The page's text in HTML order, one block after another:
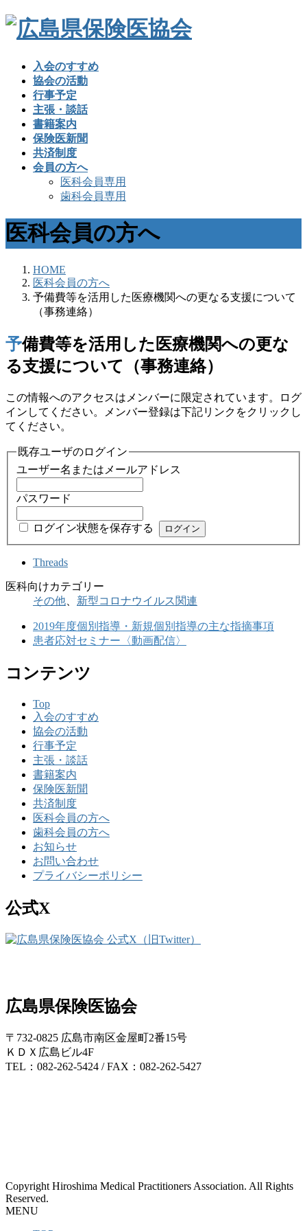
入会のすすめ
協会の活動
行事予定
主張・談話
書籍案内
保険医新聞
共済制度
会員の方へ
医科会員専用
歯科会員専用
医科会員の方へ
HOME
医科会員の方へ
予備費等を活用した医療機関への更なる支援について
（事務連絡）
予備費等を活用した医療機関への更な
る支援について（事務連絡）
この情報へのアクセスはメンバーに限定されています。ログ
インしてください。メンバー登録は下記リンクをクリックし
てください。
既存ユーザのログイン
ユーザー名またはメールアドレス
パスワード
ログイン状態を保存する
Threads
医科向けカテゴリー
その他
新型コロナウイルス関連
2019年度個別指導・新規個別指導の主な指摘事項
患者応対セミナー〈動画配信〉
コンテンツ
Top
入会のすすめ
協会の活動
行事予定
主張・談話
書籍案内
保険医新聞
共済制度
医科会員の方へ
歯科会員の方へ
お知らせ
お問い合わせ
プライバシーポリシー
公式X
広島県保険医協会
〒732-0825 広島市南区金屋町2番15号
ＫＤＸ広島ビル4F
TEL：082-262-5424 / FAX：082-262-5427
Copyright Hiroshima Medical Practitioners Association. All Rights
Reserved.
MENU